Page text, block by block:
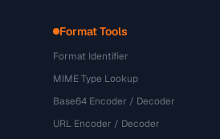
Format Tools
Format Identifier
MIME Type Lookup
Base64 Encoder / Decoder
URL Encoder / Decoder